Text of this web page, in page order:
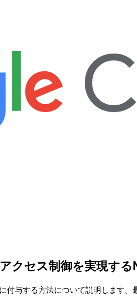
クセス制御を実現する
与する方法について説明します。